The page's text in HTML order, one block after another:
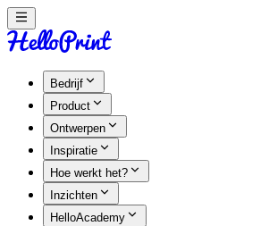
Bedrijf
Product
Ontwerpen
Inspiratie
Hoe werkt het?
Inzichten
HelloAcademy